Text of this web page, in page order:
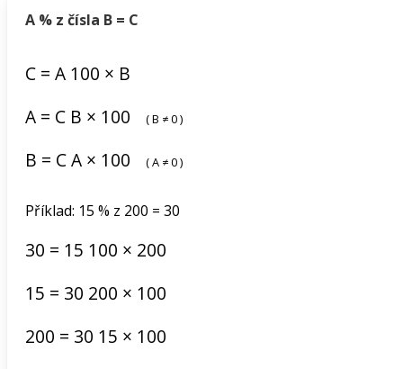
A % z čísla B = C
C = A 100 × B
A = C B × 100 (B ≠0)
B = CA × 100 (A ≠0)
Příklad: 15 % z 200 = 30
30 = 15 100 × 200
15 = 30 200 × 100
200 = 30 15 × 100